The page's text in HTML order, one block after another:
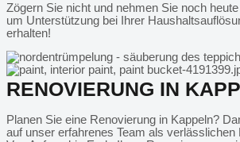
Zögern Sie nicht und nehmen Sie noch
um Unterstützung bei Ihrer
erhalten!
RENOVIERUNG IN
Planen Sie eine Renovierung in Kappeln?
auf unser erfahrenes Team als verlässlichen